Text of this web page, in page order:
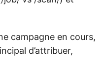
campagne en cours,
d’attribuer,